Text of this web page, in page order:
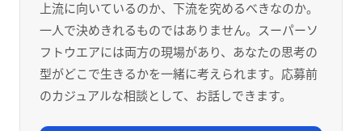
上流に向いているのか、下流を究めるべきなのか。
一人で決めきれるものではありません。スーパーソ
フトウエアには両方の現場があり、あなたの思考の
型がどこで生きるかを一緒に考えられます。応募前
のカジュアルな相談として、お話しできます。